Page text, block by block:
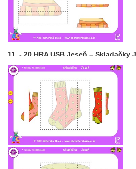
11. - 20 HRA USB Jeseň – Skladačky